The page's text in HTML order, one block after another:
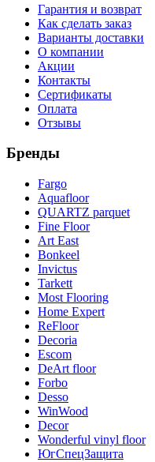
Гарантия и возврат
Как сделать заказ
Варианты доставки
О компании
Акции
Контакты
Сертификаты
Оплата
Отзывы
Бренды
Fargo
Aquafloor
QUARTZ parquet
Fine Floor
Art East
Bonkeel
Invictus
Tarkett
Most Flooring
Home Expert
ReFloor
Decoria
Escom
DeArt floor
Forbo
Desso
WinWood
Decor
Wonderful vinyl floor
ЮгСпецЗащита